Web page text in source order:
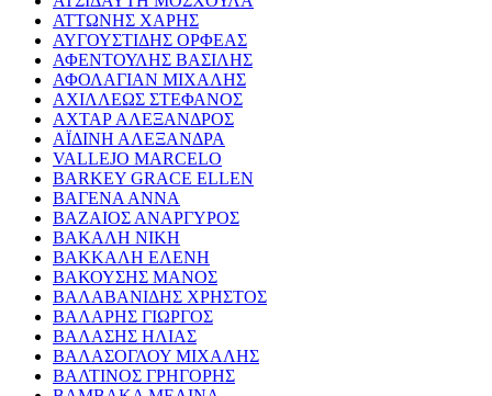
ΑΤΤΩΝΗΣ ΧΑΡΗΣ
ΑΥΓΟΥΣΤΙΔΗΣ ΟΡΦΕΑΣ
ΑΦΕΝΤΟΥΛΗΣ ΒΑΣΙΛΗΣ
ΑΦΟΛΑΓΙΑΝ ΜΙΧΑΛΗΣ
ΑΧΙΛΛΕΩΣ ΣΤΕΦΑΝΟΣ
ΑΧΤΑΡ ΑΛΕΞΑΝΔΡΟΣ
ΑΪΔΙΝΗ ΑΛΕΞΑΝΔΡΑ
VALLEJO MARCELO
BARKEY GRACE ELLEN
ΒΑΓΕΝΑ ΑΝΝΑ
ΒΑΖΑΙΟΣ ΑΝΑΡΓΥΡΟΣ
ΒΑΚΑΛΗ ΝΙΚΗ
ΒΑΚΚΑΛΗ ΕΛΕΝΗ
ΒΑΚΟΥΣΗΣ ΜΑΝΟΣ
ΒΑΛΑΒΑΝΙΔΗΣ ΧΡΗΣΤΟΣ
ΒΑΛΑΡΗΣ ΓΙΩΡΓΟΣ
ΒΑΛΑΣΗΣ ΗΛΙΑΣ
ΒΑΛΑΣΟΓΛΟΥ ΜΙΧΑΛΗΣ
ΒΑΛΤΙΝΟΣ ΓΡΗΓΟΡΗΣ